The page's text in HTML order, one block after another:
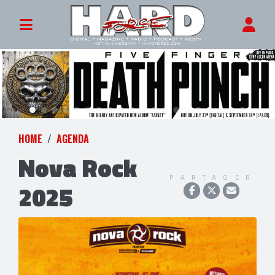
HOME AGENDA
Nova Rock
2025
PARTAGER